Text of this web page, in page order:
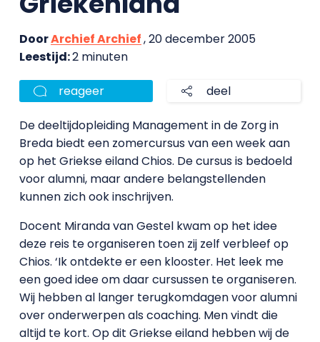
DoorArchief Archief, 20 december 2005
Leestijd:2 minuten
reageer deel
De deeltijdopleiding Management in de Zorg in
Breda biedt een zomercursus van een week aan
op het Griekse eiland Chios. De cursus is bedoeld
voor alumni, maar andere belangstellenden
kunnen zich ook inschrijven.
Docent Miranda van Gestel kwam op het idee
deze reis te organiseren toen zij zelf verbleef op
Chios. ‘Ik ontdekte er een klooster. Het leek me
een goed idee om daar cursussen te organiseren.
Wij hebben al langer terugkomdagen voor alumni
over onderwerpen als coaching. Men vindt die
altijd te kort. Op dit Griekse eiland hebben wij de